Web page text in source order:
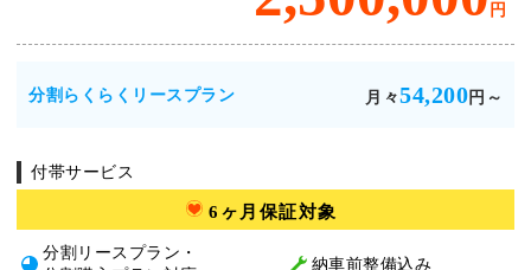
円
分割らくらくリースプラン 月々54,200 円～
付帯サービス
6ヶ月保証対象
分割リースプラン・
納車前整備込み